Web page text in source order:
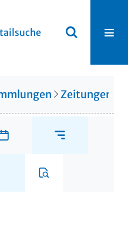
Zeitungen